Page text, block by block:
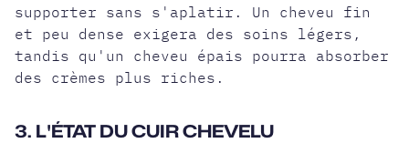
supporter sans s'aplatir. Un cheveu fin
et peu dense exigera des soins légers,
tandis qu'un cheveu épais pourra absorber
des crèmes plus riches.
3. L'ÉTAT DU CUIR CHEVELU